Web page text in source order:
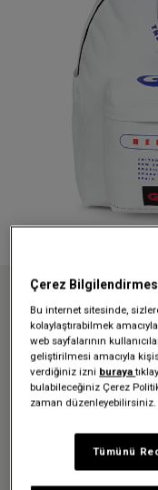
Anasayfa Özel koleksiyonlar
GREMLINS X EASTPAK
GREMLINS
PAK'R
ÇANTASI
2.799,30 TL
3.999,00 TL -%30
Çerez
Bu internet sitesinde,
kolaylaştırabilmek
web sayfalarının
geliştirilmesi amacıyla
verdiğiniz izni buraya
bulabileceğiniz Çerez
zaman
Tümünü